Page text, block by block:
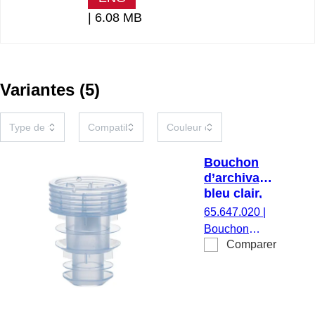
| 6.08 MB
Variantes (5)
Bouchon
d’archivage,
bleu clair,
compatible
avec S-
Monovette®,
tubes Ø 13-
65.647.020
Bouchon
d’archivage,
Comparer